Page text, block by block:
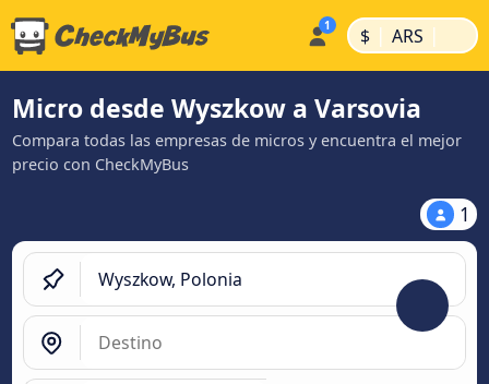
$ | ARS |
Micro desde Wyszkow a Varsovia
Compara todas las empresas de micros y encuentra el mejor
precio con CheckMyBus
1